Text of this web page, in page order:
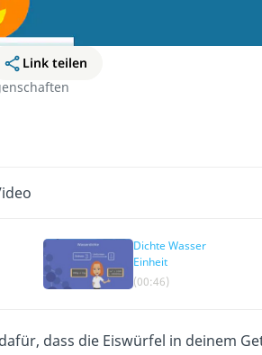
Link teilen
Dichte Wasser
Einheit
(00:46)
dass die Eiswürfel in deinem